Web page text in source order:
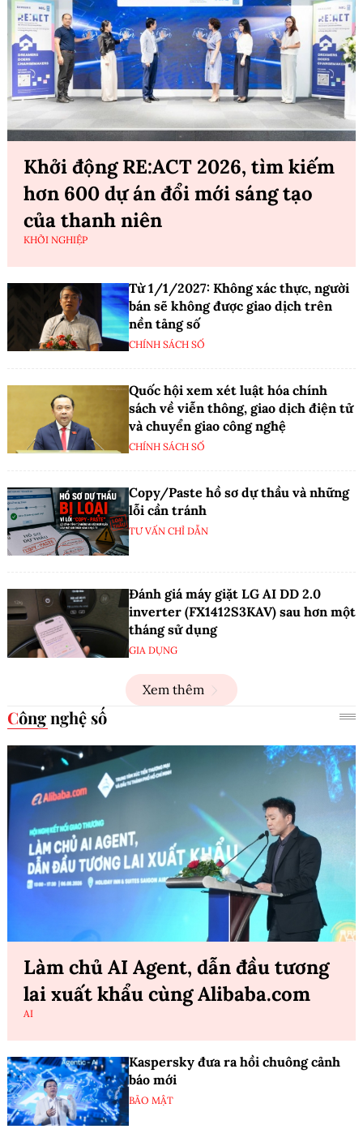
Khởi động RE:ACT 2026, tìm kiếm
hơn 600 dự án đổi mới sáng tạo
của thanh niên
KHỞI NGHIỆP
Từ 1/1/2027: Không xác thực, người
bán sẽ không được giao dịch trên
nền tảng số
CHÍNH SÁCH SỐ
Quốc hội xem xét luật hóa chính
sách về viễn thông, giao dịch điện tử
và chuyển giao công nghệ
CHÍNH SÁCH SỐ
Copy/Paste hồ sơ dự thầu và những
lỗi cần tránh
TƯ VẤN CHỈ DẪN
Đánh giá máy giặt LG AI DD 2.0
inverter (FX1412S3KAV) sau hơn một
tháng sử dụng
GIA DỤNG
Xem thêm
Công nghệ số
Làm chủ AI Agent, dẫn đầu tương
lai xuất khẩu cùng Alibaba.com
AI
Kaspersky đưa ra hồi chuông cảnh
báo mới
BẢO MẬT